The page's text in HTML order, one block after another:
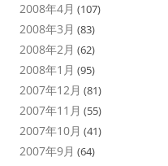
2008年4月 (107)
2008年3月 (83)
2008年2月 (62)
2008年1月 (95)
2007年12月 (81)
2007年11月 (55)
2007年10月 (41)
2007年9月 (64)